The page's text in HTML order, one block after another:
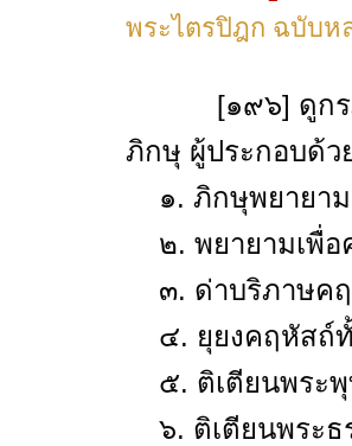
พระไตรปิฎก ฉบับห
[๑๙๖] ดูกรภิก
ภิกษุ ผู้ประกอบด้ว
๑. ภิกษุพยายาม
๒. พยายามเพื่อ
๓. ด่าบริภาษคฤ
๔. ยุยงคฤหัสถ์ทั้
๕. ติเตียนพระพุ
๖. ติเตียนพระธ